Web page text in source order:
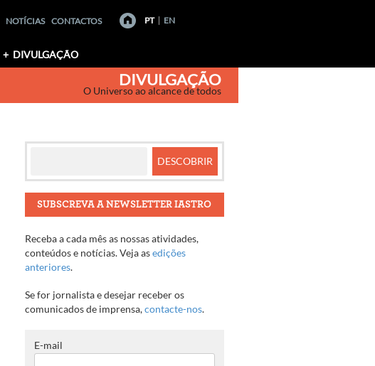
NOTÍCIAS CONTACTOS PT EN
DIVULGAÇÃO
DIVULGAÇÃO
O Universo ao alcance de todos
SUBSCREVA A NEWSLETTER IASTRO
Receba a cada mês as nossas atividades,
conteúdos e notícias. Veja asedições
anteriores.
Se for jornalista e desejar receber os
comunicados de imprensa,contacte-nos.
E-mail